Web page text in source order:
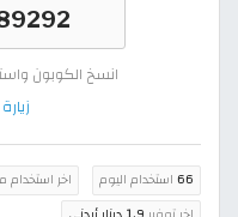
انسخ الكوبون
66 استخدام اليوم اخر استخدام